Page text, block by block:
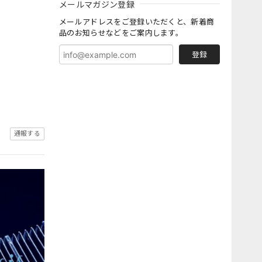
メールマガジン登録
メールアドレスをご登録いただくと、新着商
品のお知らせなどをご案内します。
登録
通報する